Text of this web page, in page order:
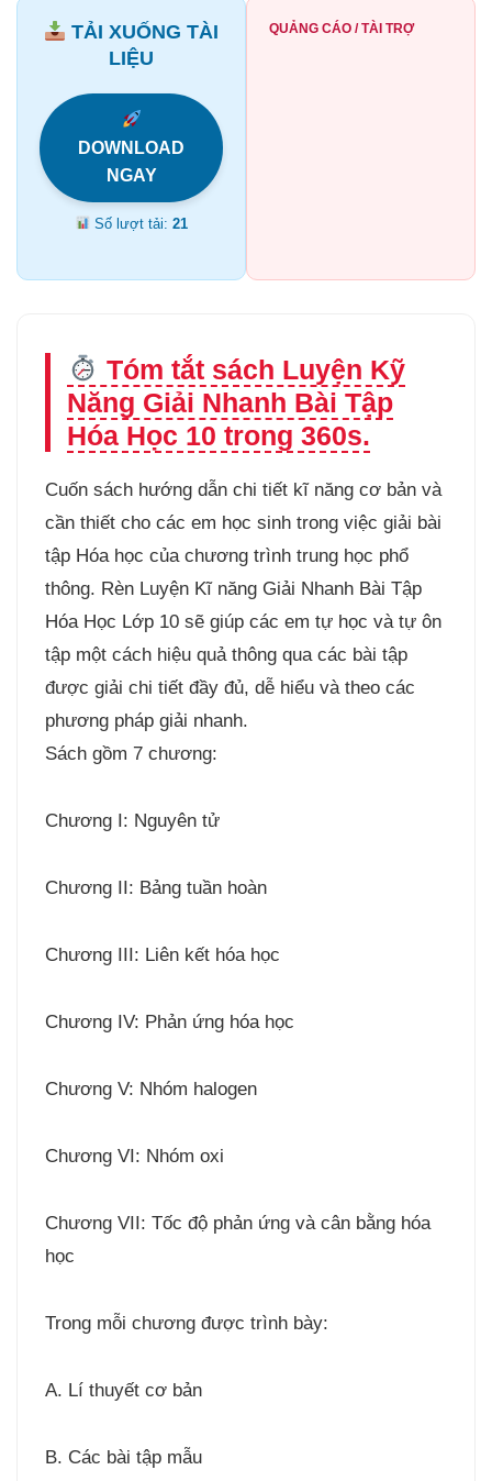
TẢI XUỐNG TÀI
LIỆU
DOWNLOAD
NGAY
Số lượt tải:21
QUẢNG CÁO / TÀI TRỢ
Tóm tắt sách Luyện Kỹ
Năng Giải Nhanh Bài Tập
Hóa Học 10 trong 360s.
Cuốn sách hướng dẫn chi tiết kĩ năng cơ bản và
cần thiết cho các em học sinh trong việc giải bài
tập Hóa học của chương trình trung học phổ
thông. Rèn Luyện Kĩ năng Giải Nhanh Bài Tập
Hóa Học Lớp 10 sẽ giúp các em tự học và tự ôn
tập một cách hiệu quả thông qua các bài tập
được giải chi tiết đầy đủ, dễ hiểu và theo các
phương pháp giải nhanh.
Sách gồm 7 chương:
Chương I: Nguyên tử
Chương II: Bảng tuần hoàn
Chương III: Liên kết hóa học
Chương IV: Phản ứng hóa học
Chương V: Nhóm halogen
Chương VI: Nhóm oxi
Chương VII: Tốc độ phản ứng và cân bằng hóa
học
Trong mỗi chương được trình bày:
A. Lí thuyết cơ bản
B. Các bài tập mẫu